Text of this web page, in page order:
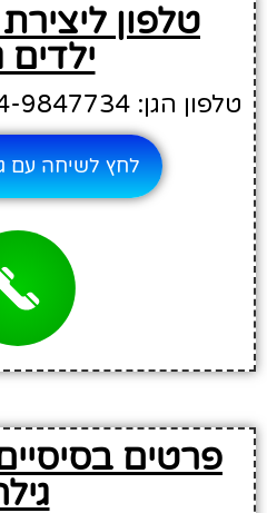
טלפון
ילדים
טלפון הגן: 04-9847734
לחץ לשיחה עם גן
פרטים